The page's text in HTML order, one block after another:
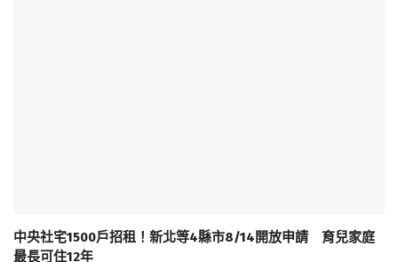
中央社宅1500戶招租！新北等4縣市8/14開放申請 育兒家庭
最長可住12年